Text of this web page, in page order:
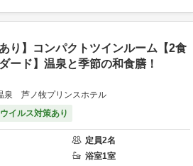
り】コンパクトツインルーム【2食
ード】温泉と季節の和食膳！
泉 芦ノ牧プリンスホテル
イルス対策あり
定員2名
浴室1室